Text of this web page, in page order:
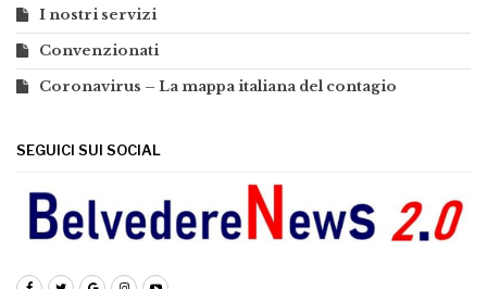
I nostri servizi
Convenzionati
Coronavirus – La mappa italiana del contagio
SEGUICI SUI SOCIAL